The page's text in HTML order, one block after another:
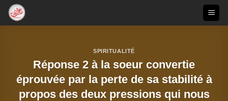
Passer
SPIRITUALITÉ
Réponse 2 à la soeur convertie
éprouvée par la perte de sa stabilité à
propos des deux pressions qui nous